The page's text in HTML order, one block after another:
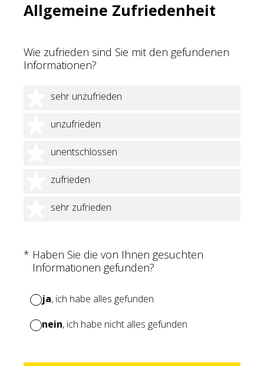
Allgemeine Zufriedenheit
Wie zufrieden sind Sie mit den gefundenen
Informationen?
sehr unzufrieden
1 Stern
unzufrieden
2 Sterne
unentschlossen
3 Sterne
zufrieden
4 Sterne
sehr zufrieden
5 Sterne
* Haben Sie die von Ihnen gesuchten
Informationen gefunden?
(Erforderlich.)
ja, ich habe alles gefunden
nein, ich habe nicht alles gefunden